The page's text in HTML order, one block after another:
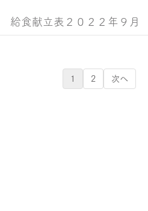
給食献立表２０２２年９月
1 2 次へ